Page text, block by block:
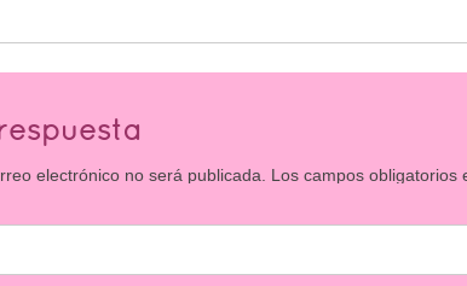
electrónico no será publicada. Los campos